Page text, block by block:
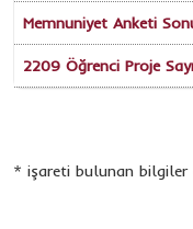
Memnuniyet Anketi
2209 Öğrenci Proje
* işareti bulunan bilgiler